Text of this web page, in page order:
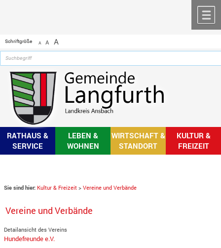
Schriftgröße A A A
RATHAUS &
SERVICE
LEBEN &
WOHNEN
WIRTSCHAFT &
STANDORT
KULTUR &
FREIZEIT
Sie sind hier: Kultur & Freizeit >Vereine und Verbände
Vereine und Verbände
Detailansicht des Vereins
Hundefreunde e.V.